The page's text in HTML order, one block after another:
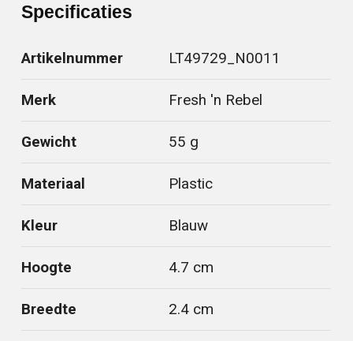
Specificaties
Artikelnummer LT49729_N0011
Merk Fresh 'n Rebel
Gewicht 55 g
Materiaal Plastic
Kleur Blauw
Hoogte 4.7 cm
Breedte 2.4 cm